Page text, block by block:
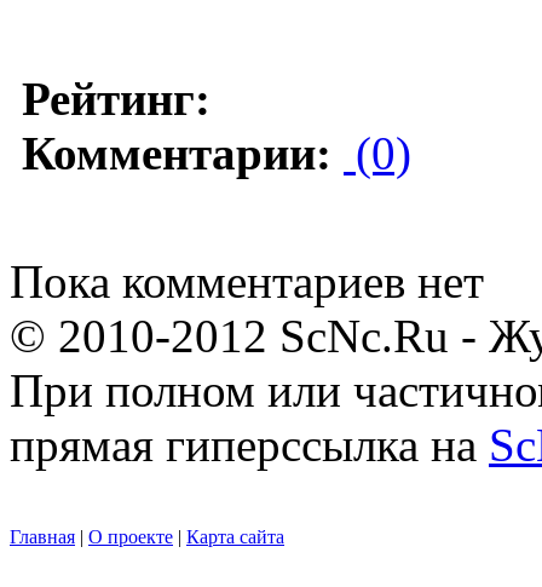
Рейтинг:
Комментарии: (0)
Пока комментариев нет
© 2010-2012 ScNc.Ru -
При полном или
прямая гиперссылка на
Главная | О проекте | Карта сайта